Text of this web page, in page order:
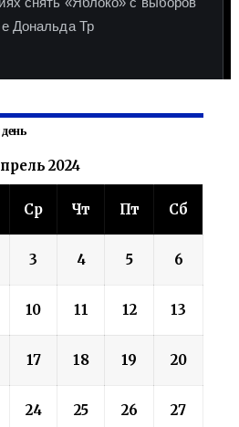
2024
Ср Чт Пт Сб
3 4 5 6
10 11 12 13
17 18 19 20
24 25 26 27